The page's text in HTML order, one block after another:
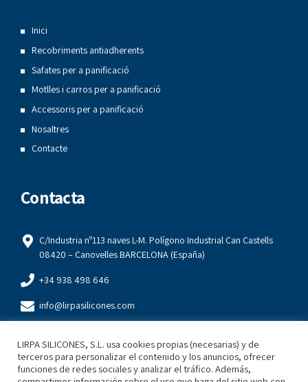
Inici
Recobriments antiadherents
Safates per a panificació
Motlles i carros per a panificació
Accessoris per a panificació
Nosaltres
Contacte
Contacta
C/Industria nº113 naves L-M. Polígono Industrial Can Castells
08420 – Canovelles BARCELONA (España)
+34 938 498 646
info@lirpasilicones.com
Legal
LIRPA SILICONES, S.L. usa cookies propias (necesarias) y de
terceros para personalizar el contenido y los anuncios, ofrecer
funciones de redes sociales y analizar el tráfico. Además,